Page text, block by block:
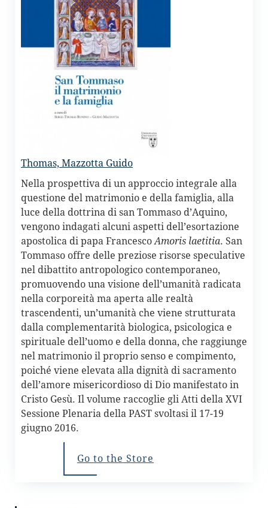
Thomas, Mazzotta Guido
Nella prospettiva di un approccio integrale alla
questione del matrimonio e della famiglia, alla
luce della dottrina di san Tommaso d’Aquino,
vengono indagati alcuni aspetti dell’esortazione
apostolica di papa FrancescoAmoris laetitia. San
Tommaso offre delle preziose risorse speculative
nel dibattito antropologico contemporaneo,
promuovendo una visione dell’umanità radicata
nella corporeità ma aperta alle realtà
trascendenti, un’umanità che viene strutturata
dalla complementarità biologica, psicologica e
spirituale dell’uomo e della donna, che raggiunge
nel matrimonio il proprio senso e compimento,
poiché viene elevata alla dignità di sacramento
dell’amore misericordioso di Dio manifestato in
Cristo Gesù. Il volume raccoglie gli Atti della XVI
Sessione Plenaria della PAST svoltasi il 17-19
giugno 2016.
Go to the Store